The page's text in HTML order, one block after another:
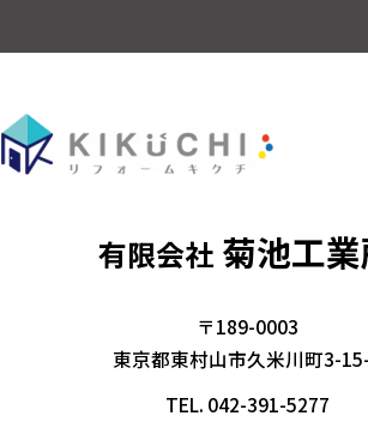
有限会社 菊池工
〒189-0003
東京都東村山市久米川町3-
TEL. 042-391-5277